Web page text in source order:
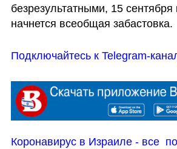
безрезультатными, 15
начнется всеобщая забастовка.
Подключайтесь к Telegram-
Коронавирус в Израиле - все